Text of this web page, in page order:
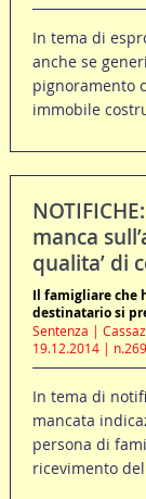
In tema di
anche se
pignoramento
immobile
manca
qualita’ di
Il famigliare che
destinatario si
Sentenza |
19.12.2014 |
In tema di
mancata
persona di
ricevimento